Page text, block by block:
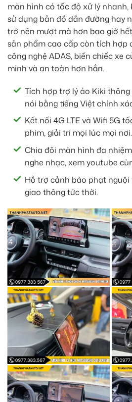
màn hình có tốc độ xử lý nhanh,
sử dụng bản đồ dẫn đường hay
trở nên mượt mà hơn bao giờ
sản phẩm cao cấp còn tích hợp
công nghệ ADAS, biến chiếc xe
minh và an toàn hơn hẳn.
Tích hợp trợ lý ảo Kiki
nói bằng tiếng Việt chính
Kết nối 4G LTE và Wifi 5G
phim, giải trí mọi lúc mọi nơi.
Chia đôi màn hình đa
nghe nhạc, xem youtube
Hỗ trợ cảnh báo phạt
giao thông tức thời.